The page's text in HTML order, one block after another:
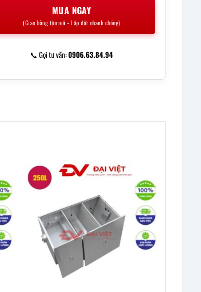
MUA NGAY
(Giao hàng tận nơi - Lắp đặt nhanh chóng)
📞 Gọi tư vấn:0906.63.84.94